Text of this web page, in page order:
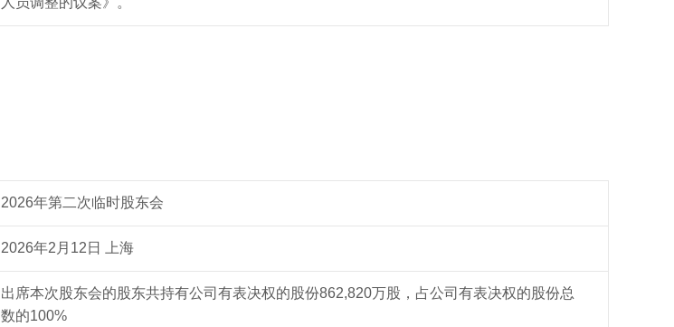
2026年第二次临时股东会
2026年2 月 12 日 上海
出席本次股东会的股东共持有公司有表决权的股份862,820万股，占公司有表决权的股份总
数的100%